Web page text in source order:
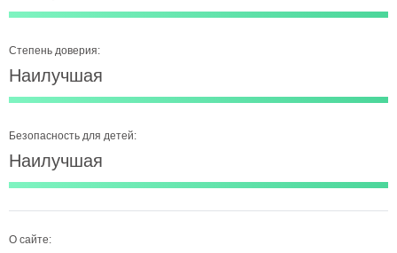
Степень доверия:
Наилучшая
Безопасность для детей:
Наилучшая
О сайте: